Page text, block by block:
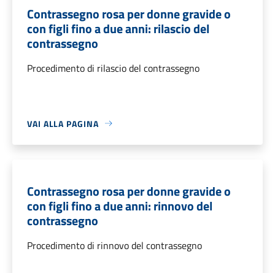
Contrassegno rosa per donne gravide o
con figli fino a due anni: rilascio del
contrassegno
Procedimento di rilascio del contrassegno
VAI ALLA PAGINA
Contrassegno rosa per donne gravide o
con figli fino a due anni: rinnovo del
contrassegno
Procedimento di rinnovo del contrassegno